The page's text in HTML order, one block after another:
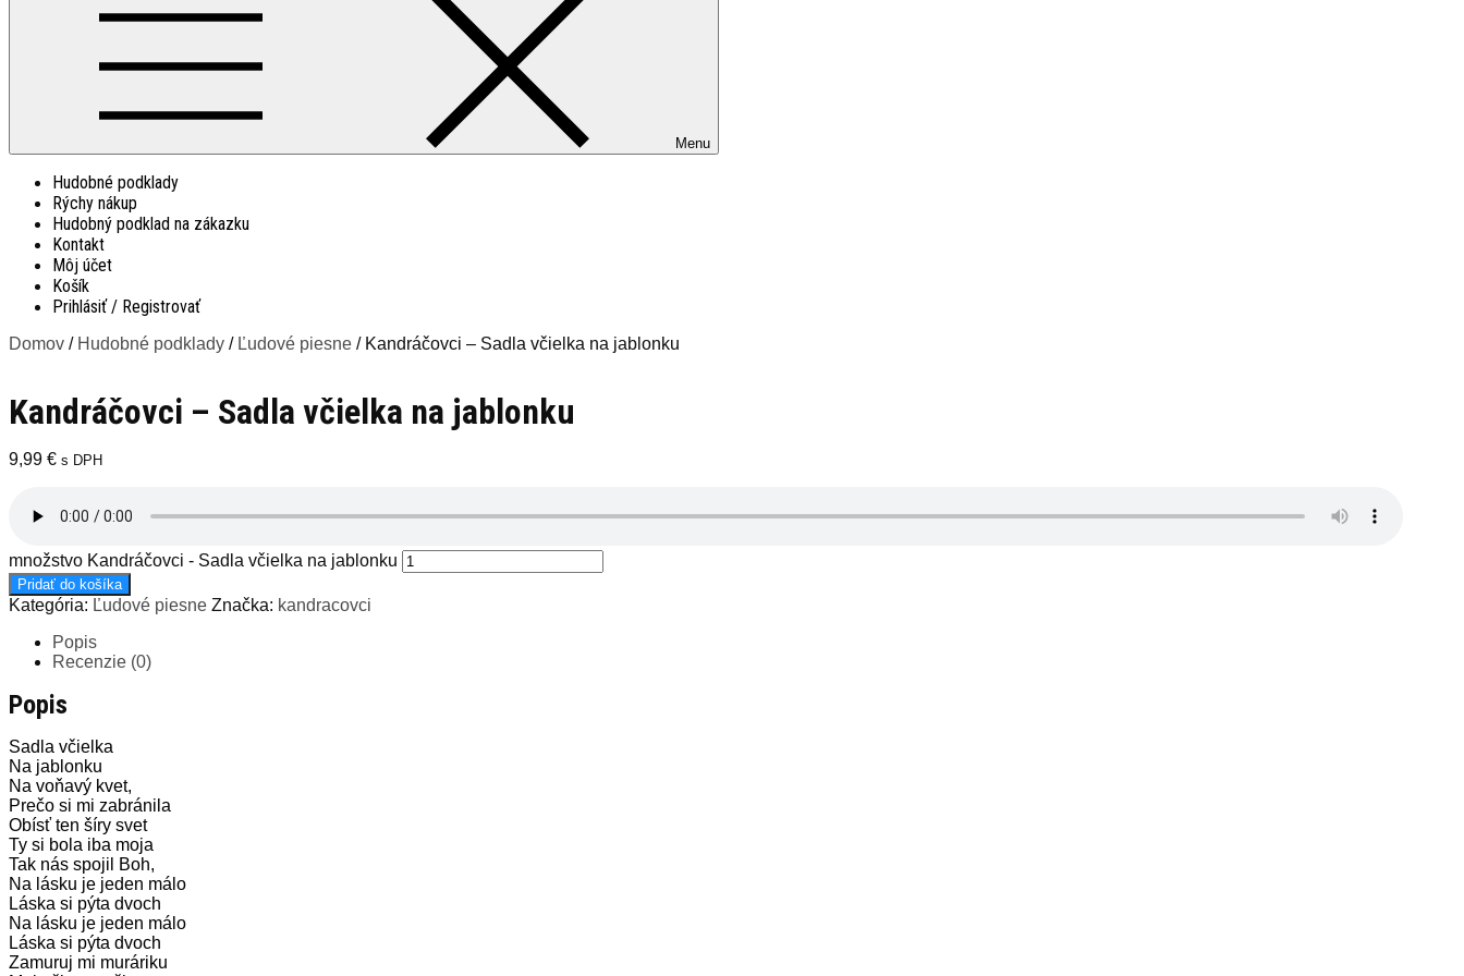
Menu
Hudobné podklady
Rýchy nákup
Hudobný podklad na zákazku
Kontakt
Môj účet
Košík
Prihlásiť / Registrovať
Domov / Hudobné podklady / Ľudové piesne / Kandráčovci – Sadla včielka na jablonku
Kandráčovci – Sadla včielka na jablonku
9,99 € s DPH
množstvo Kandráčovci - Sadla včielka na jablonku
Pridať do košíka
Kategória: Ľudové piesne Značka: kandracovci
Popis
Recenzie (0)
Popis
Sadla včielka
Na jablonku
Na voňavý kvet,
Prečo si mi zabránila
Obísť ten šíry svet
Ty si bola iba moja
Tak nás spojil Boh,
Na lásku je jeden málo
Láska si pýta dvoch
Na lásku je jeden málo
Láska si pýta dvoch
Zamuruj mi muráriku